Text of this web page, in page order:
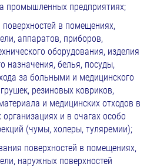
промышленных предприятиях;
поверхностей в помещениях,
аппаратов, приборов,
оборудования, изделия
назначения, белья, посуды,
за больными и медицинского
резиновых ковриков,
и медицинских отходов в
организациях и в очагах особо
(чумы, холеры, туляремии);
поверхностей в помещениях,
наружных поверхностей